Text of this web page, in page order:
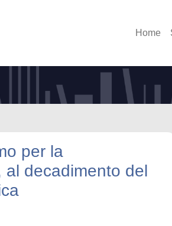
Home
per la
decadimento del